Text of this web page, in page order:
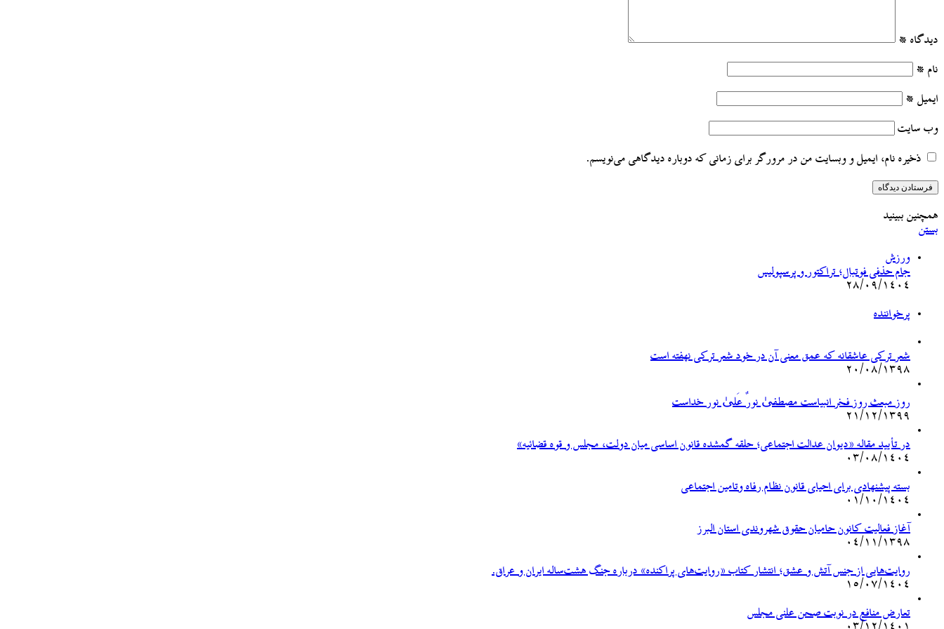
دیدگاه *
نام *
ایمیل *
وب‌ سایت
ذخیره نام، ایمیل و وبسایت من در مرورگر برای زمانی که دوباره دیدگاهی می‌نویسم.
همچنین ببینید
بستن
ورزش
جام حذفی فوتبال؛ تراکتور و پرسپولیس
۲۸/۰۹/۱۴۰۴
پرخواننده
شعر ترکی عاشقانه که عمق معنی آن در خود شعر ترکی نهفته است
۲۰/۰۸/۱۳۹۸
روز مبعث روز فخر انبیاست مصطفیٰ نورٌ عَلیٰ نور خداست
۲۱/۱۲/۱۳۹۹
در تأیید مقاله «دیوان عدالت اجتماعی؛ حلقه گمشده قانون اساسی میان دولت، مجلس و قوه قضائیه»
۰۳/۰۸/۱۴۰۴
بسته پیشنهادی برای احیای قانون نظام رفاه وتامین اجتماعی
۰۱/۱۰/۱۴۰۴
آغاز فعالیت کانون حامیان حقوق شهروندی استان البرز
۰۴/۱۱/۱۳۹۸
روایت‌هایی از جنس آتش و عشق؛ انتشار کتاب «روایت‌های پراکنده» درباره جنگ هشت‌ساله ایران و عراق.
۱۵/۰۷/۱۴۰۴
تعارض منافع در نوبت صحن علنی مجلس